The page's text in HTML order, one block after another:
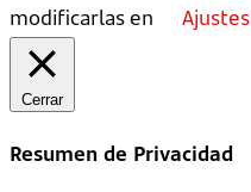
modificarlas en
Ajustes
Cerrar
Resumen de Privacidad